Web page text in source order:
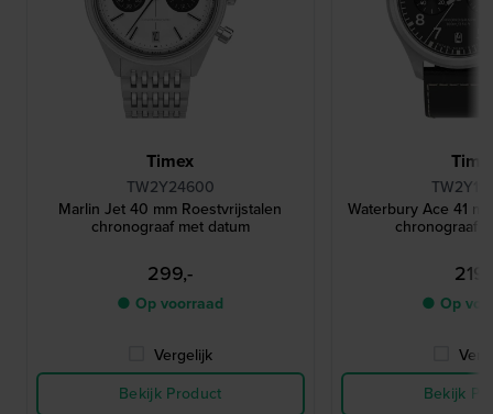
Timex
TW2Y24600
Marlin Jet 40 mm Roestvrijstalen
chronograaf met datum
299,-
● Op voorraad
Vergelijk
Bekijk Product
Waterbury Ace 41
chronograaf
● Op
Bekijk